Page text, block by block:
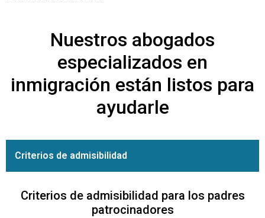
Nuestros abogados
especializados en
inmigración están listos para
ayudarle
Criterios de admisibilidad
Criterios de admisibilidad para los padres
patrocinadores